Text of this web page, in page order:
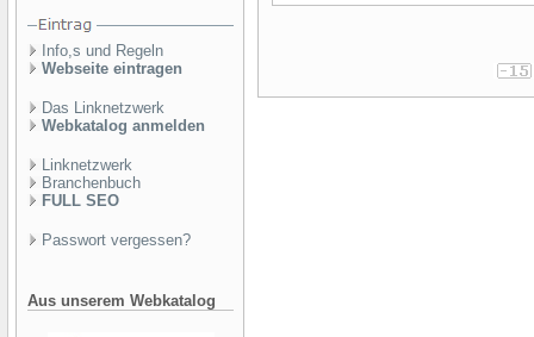
Info,s und Regeln
Webseite eintragen
Das Linknetzwerk
Webkatalog anmelden
Linknetzwerk
Branchenbuch
FULL SEO
Passwort vergessen?
Aus unserem Webkatalog